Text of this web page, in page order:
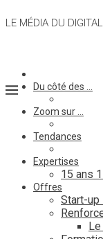
LE MÉDIA DU
Du côté des …
Zoom sur …
Tendances
Expertises
15 ans
Offres
Start-up